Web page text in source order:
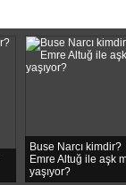
Buse Narcı kimdir?
Emre Altuğ ile aşk
yaşıyor?